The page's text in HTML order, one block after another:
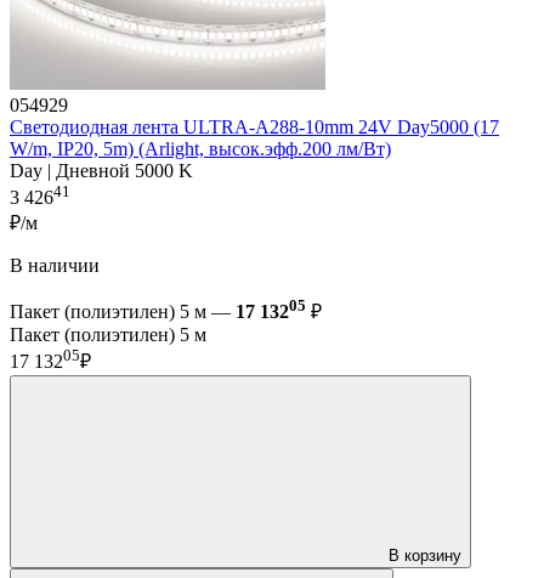
054929
Светодиодная лента ULTRA-A288-10mm 24V Day5000 (17
W/m, IP20, 5m) (Arlight, высок.эфф.200 лм/Вт)
Day | Дневной 5000 K
3 42641
₽/м
В наличии
Пакет (полиэтилен) 5 м — 17 13205 ₽
Пакет (полиэтилен) 5 м
17 13205₽
В корзину